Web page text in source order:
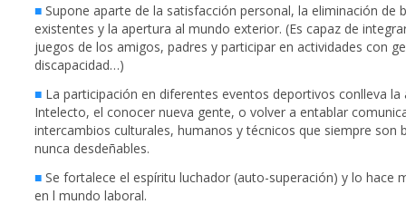
■ Supone aparte de la satisfacción personal, la eliminación de
existentes y la apertura al mundo exterior. (Es capaz de
juegos de los amigos, padres y participar en actividades con
discapacidad…)
■ La participación en diferentes eventos deportivos conlleva la
Intelecto, el conocer nueva gente, o volver a entablar
intercambios culturales, humanos y técnicos que siempre son
nunca desdeñables.
■ Se fortalece el espíritu luchador (auto-superación) y lo hace
en l mundo laboral.